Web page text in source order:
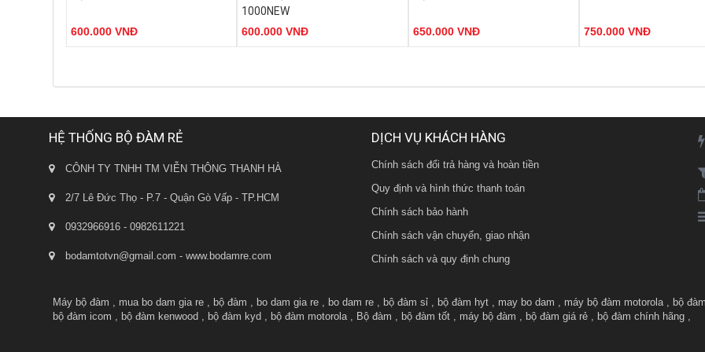
HÔM NAY
thiểu nhiễu tín hiệu.
- Đèn báo trạng thái tín hiệu và Pin
600.000 VNĐ
- Số kênh: 16 kênh tần số sử dụng
thiểu nhiễu tín hiệu.
- Đèn báo trạng thái tín hiệu và Pin
1000NEW
600.000 VNĐ
thiểu nhiễu tín hiệu.
- Đèn báo trạng thái tín hiệu và Pin
650.000 VNĐ
thiểu nhiễu tín hiệu.
GIAO HÀNG MIỄN PHÍ
KHUYẾN MÃI THƯỜNG
750.000 VNĐ
HỆ THỐNG BỘ ĐÀM RẺ
CÔNH TY TNHH TM VIỄN THÔNG THANH HÀ
2/7 Lê Đức Thọ - P.7 - Quận Gò Vấp - TP.HCM
0932966916 - 0982611221
bodamtotvn@gmail.com - www.bodamre.com
DỊCH VỤ KHÁCH HÀNG
Chính sách đổi trả hàng và hoàn tiền
Quy định và hình thức thanh toán
Chính sách bảo hành
Chính sách vận chuyển, giao nhận
Chính sách và quy định chung
Máy bộ đàm mua bo dam gia re bộ đàm bo dam gia re bo dam re bộ đàm sỉ bộ đàm hyt may bo dam máy bộ đàm motorola bộ
bộ đàm icom
bộ đàm kenwood bộ đàm kyd bộ đàm motorola Bộ đàm bộ đàm tốt máy bộ đàm bộ đàm giá rẻ bộ đàm chính hãng